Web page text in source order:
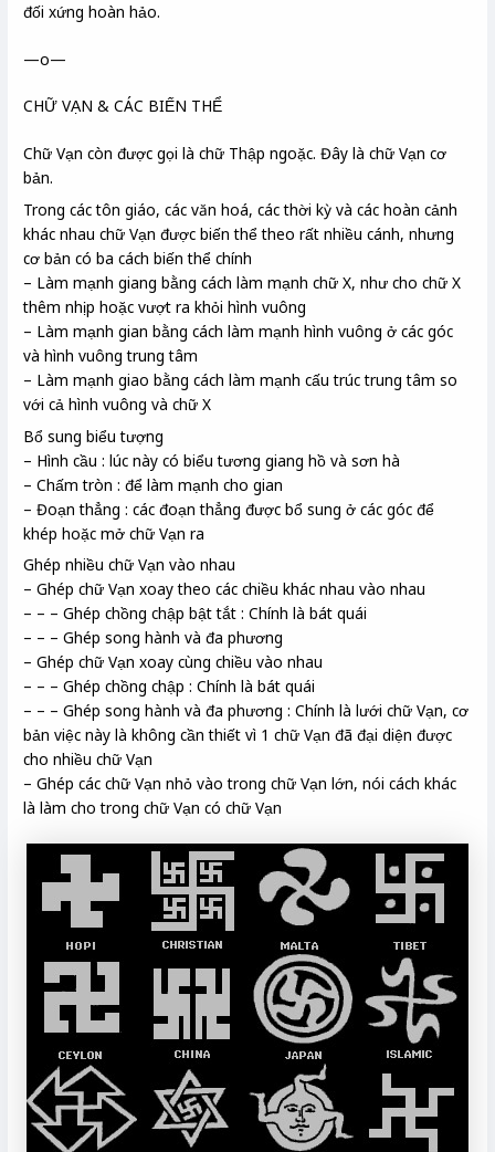
đối xứng hoàn hảo.
—o—
CHỮ VẠN & CÁC BIẾN THỂ
Chữ Vạn còn được gọi là chữ Thập ngoặc. Đây là chữ Vạn cơ
bản.
Trong các tôn giáo, các văn hoá, các thời kỳ và các hoàn cảnh
khác nhau chữ Vạn được biến thể theo rất nhiều cánh, nhưng
cơ bản có ba cách biến thể chính
– Làm mạnh giang bằng cách làm mạnh chữ X, như cho chữ X
thêm nhịp hoặc vượt ra khỏi hình vuông
– Làm mạnh gian bằng cách làm mạnh hình vuông ở các góc
và hình vuông trung tâm
– Làm mạnh giao bằng cách làm mạnh cấu trúc trung tâm so
với cả hình vuông và chữ X
Bổ sung biểu tượng
– Hình cầu : lúc này có biểu tương giang hồ và sơn hà
– Chấm tròn : để làm mạnh cho gian
– Đoạn thẳng : các đoạn thẳng được bổ sung ở các góc để
khép hoặc mở chữ Vạn ra
Ghép nhiều chữ Vạn vào nhau
– Ghép chữ Vạn xoay theo các chiều khác nhau vào nhau
– – – Ghép chồng chập bật tắt : Chính là bát quái
– – – Ghép song hành và đa phương
– Ghép chữ Vạn xoay cùng chiều vào nhau
– – – Ghép chồng chập : Chính là bát quái
– – – Ghép song hành và đa phương : Chính là lưới chữ Vạn, cơ
bản việc này là không cần thiết vì 1 chữ Vạn đã đại diện được
cho nhiều chữ Vạn
– Ghép các chữ Vạn nhỏ vào trong chữ Vạn lớn, nói cách khác
là làm cho trong chữ Vạn có chữ Vạn